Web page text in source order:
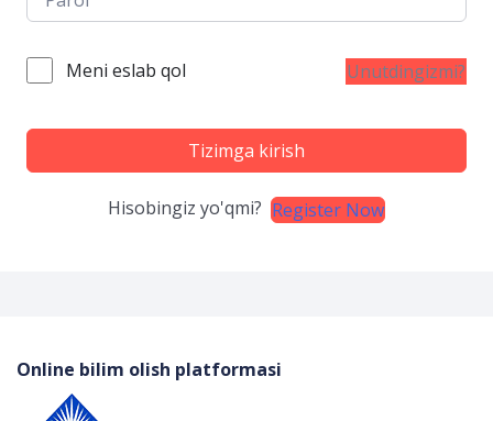
Meni eslab qol Unutdingizmi?
Tizimga kirish
Hisobingiz yo'qmi? Register Now
Online bilim olish platformasi